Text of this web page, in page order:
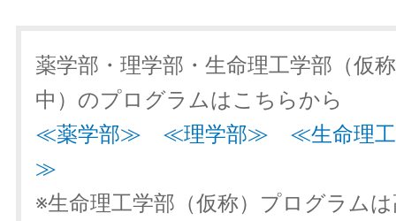
薬学部・理学部・生命理工学部（仮
中）のプログラムはこちらから
≪薬学部≫
≪理学部≫
≪生命理
≫
※生命理工学部（仮称）プログラム